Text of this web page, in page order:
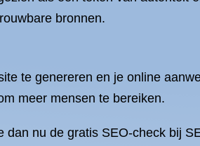
bronnen.
te genereren en je online
meer mensen te bereiken.
nu de gratis SEO-check bij